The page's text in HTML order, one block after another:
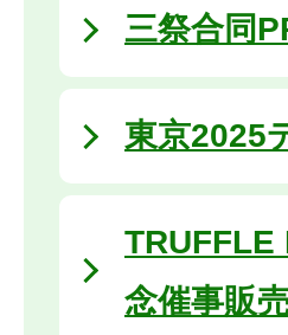
三祭合同
東京2025
TRUFFLE
念催事販